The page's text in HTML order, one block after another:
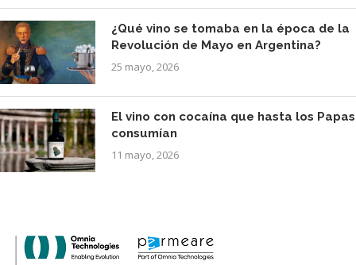
¿Qué vino se tomaba en la época de la
Revolución de Mayo en Argentina?
25 mayo, 2026
El vino con cocaína que hasta los Papas
consumían
11 mayo, 2026